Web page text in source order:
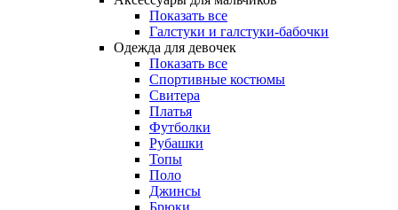
Показать все
Галстуки и галстуки-бабочки
Одежда для девочек
Показать все
Спортивные костюмы
Свитера
Платья
Футболки
Рубашки
Топы
Поло
Джинсы
Брюки